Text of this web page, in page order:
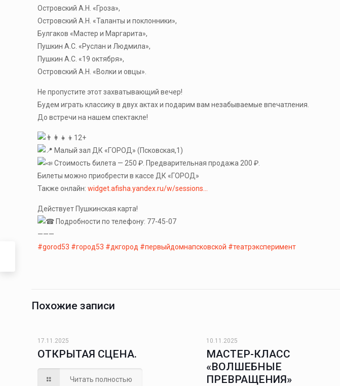
Островский А.Н. «Гроза»,
Островский А.Н. «Таланты и поклонники»,
Булгаков «Мастер и Маргарита»,
Пушкин А.С. «Руслан и Людмила»,
Пушкин А.С. «19 октября»,
Островский А.Н. «Волки и овцы».
Не пропустите этот захватывающий вечер!
Будем играть классику в двух актах и подарим вам незабываемые впечатления.
До встречи на нашем спектакле!
12+
Малый зал ДК «ГОРОД» (Псковская,1)
Стоимость билета — 250 ₽. Предварительная продажа 200 ₽.
Билеты можно приобрести в кассе ДК «ГОРОД»
Также онлайн:widget.afisha.yandex.ru/w/sessions…
Действует Пушкинская карта!
Подробности по телефону: 77-45-07
———
#gorod53 #город53 #дкгород #первыйдомнапсковской #театрэксперимент
Похожие записи
17.11.2025
ОТКРЫТАЯ СЦЕНА.
Читать полностью
10.11.2025
МАСТЕР-КЛАСС
«ВОЛШЕБНЫЕ
ПРЕВРАЩЕНИЯ»